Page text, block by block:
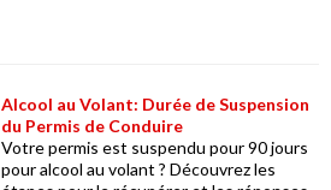
Alcool au Volant: Durée de Suspension
du Permis de Conduire
Votre permis est suspendu pour 90 jours
pour alcool au volant ? Découvrez les